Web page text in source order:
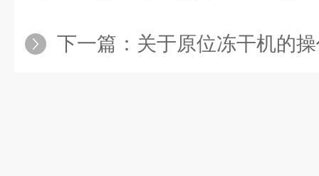
下一篇： 关于原位冻干机的操作使